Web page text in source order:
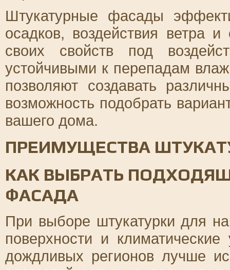
Штукатурные фасады
осадков, воздействия ветра
своих свойств под
устойчивыми к перепадам
позволяют создавать
возможность подобрать
вашего дома.
ПРЕИМУЩЕСТВА
КАК ВЫБРАТЬ
ФАСАДА
При выборе штукатурки для
поверхности и
дождливых регионов лучше